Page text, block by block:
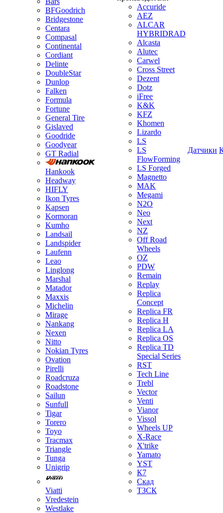
BFGoodrich
Bridgestone
Centara
Compasal
Continental
Cordiant
Delinte
DoubleStar
Dunlop
Falken
Formula
Fortune
General Tire
Gislaved
Goodride
Goodyear
GT Radial
Hankook
Headway
HIFLY
Ikon Tyres
Kapsen
Kormoran
Kumho
Landsail
Landspider
Laufenn
Leao
Linglong
Marshal
Matador
Maxxis
Michelin
Mirage
Nankang
Nexen
Nitto
Nokian Tyres
Ovation
Pirelli
Roadcruza
Roadstone
Sailun
Sunfull
Tigar
Torero
Toyo
Tracmax
Triangle
Tunga
Unigrip
Viatti
Vredestein
Westlake
Accuride
AEZ
ALCAR
HYBRIDRAD
Alcasta
Alutec
Carwel
Cross Street
Dezent
Dotz
iFree
K&K
KFZ
Khomen
Lizardo
LS
LS
FlowForming
LS Forged
Magnetto
MAK
Megami
N2O
Neo
Next
NZ
Off Road
Wheels
OZ
PDW
Remain
Replay
Replica
Concept
Replica FR
Replica H
Replica LA
Replica OS
Replica TD
Special Series
RST
Tech Line
Trebl
Vector
Venti
Vianor
Vissol
Wheels UP
X-Race
X'trike
Yamato
YST
К7
Скад
ТЗСК
Датчики